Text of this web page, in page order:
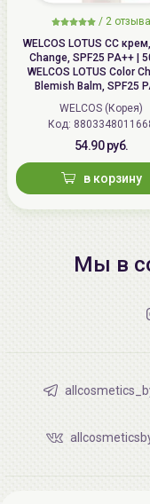
/ 2 отзыва
WELCOS LOTUS СС
Change, SPF25 PA++ |
WELCOS LOTUS Color
Blemish Balm, SPF25
WELCOS (Корея)
Код:
54.90 руб.
в корзину
Мы в